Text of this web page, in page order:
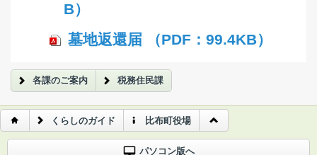
B）
墓地返還届 （PDF：99.4KB）
各課のご案内 税務住民課
くらしのガイド 比布町役場
パソコン版へ